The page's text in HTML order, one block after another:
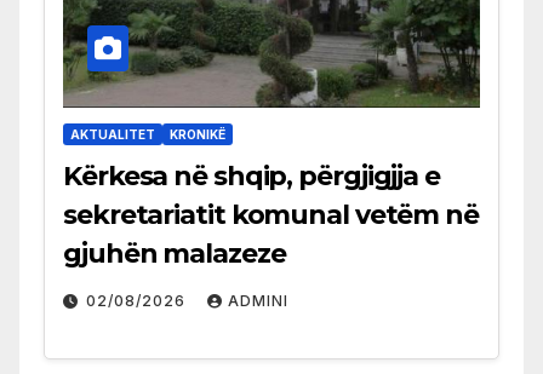
AKTUALITET KRONIKË
Kërkesa në shqip, përgjigjja e
sekretariatit komunal vetëm në
gjuhën malazeze
02/08/2026 ADMINI